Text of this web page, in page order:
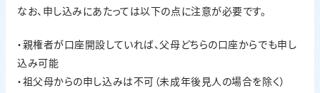
なお、申し込みにあたっては以下の点に注意が必要です。
・親権者が口座開設していれば、父母どちらの口座からでも申し
込み可能
・祖父母からの申し込みは不可（未成年後見人の場合を除く）